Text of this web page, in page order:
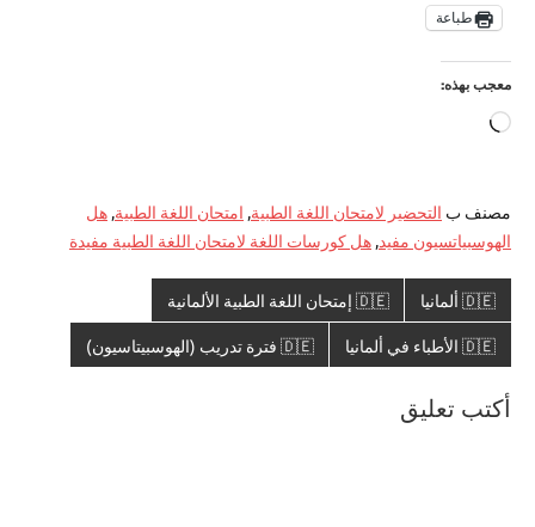
طباعة
معجب بهذه:
جاري
مصنف ب التحضير لامتحان اللغة الطبية, امتحان اللغة الطبية, هل
الهوسبياتسيون مفيد, هل كورسات اللغة لامتحان اللغة الطبية مفيدة
🇩🇪 ألمانيا 🇩🇪 إمتحان اللغة الطبية الألمانية
🇩🇪 الأطباء في ألمانيا 🇩🇪 فترة تدريب (الهوسبيتاسيون)
أكتب تعليق